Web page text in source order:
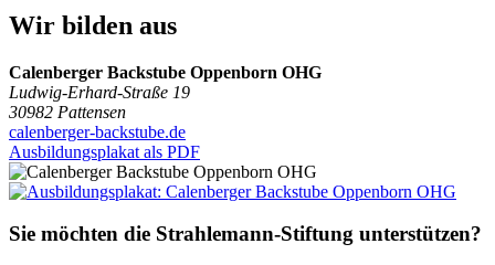
Wir bilden aus
Calenberger Backstube Oppenborn OHG
Ludwig-Erhard-Straße 19
30982 Pattensen
calenberger-backstube.de
Ausbildungsplakat als PDF
Sie möchten die Strahlemann-Stiftung unterstützen?